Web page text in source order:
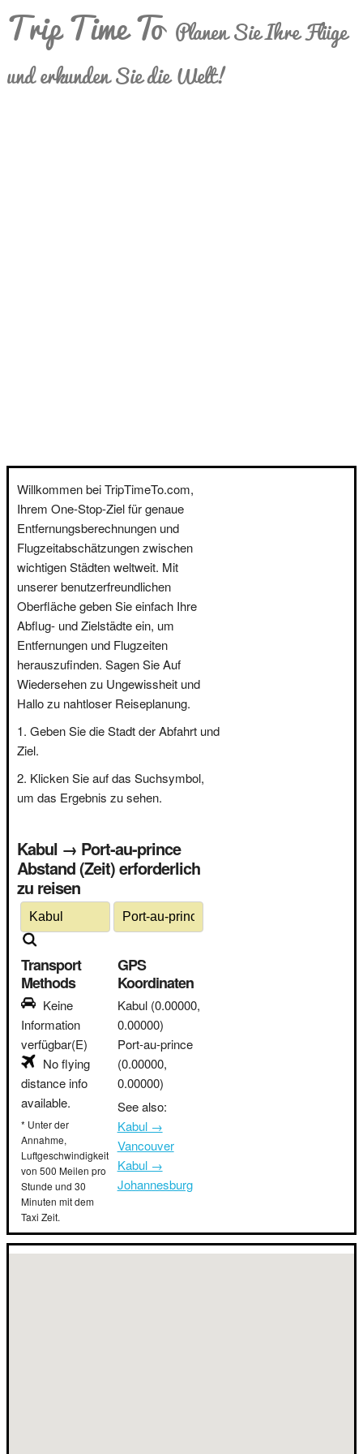
Trip Time To Planen Sie Ihre Flüge
und erkunden Sie die Welt!
Willkommen bei TripTimeTo.com,
Ihrem One-Stop-Ziel für genaue
Entfernungsberechnungen und
Flugzeitabschätzungen zwischen
wichtigen Städten weltweit. Mit
unserer benutzerfreundlichen
Oberfläche geben Sie einfach Ihre
Abflug- und Zielstädte ein, um
Entfernungen und Flugzeiten
herauszufinden. Sagen Sie Auf
Wiedersehen zu Ungewissheit und
Hallo zu nahtloser Reiseplanung.
Geben Sie die Stadt der Abfahrt und
Ziel.
Klicken Sie auf das Suchsymbol,
um das Ergebnis zu sehen.
Kabul → Port-au-prince
Abstand (Zeit) erforderlich
zu reisen
Transport
Methods
Keine
Information
verfügbar(E)
No flying
distance info
available.
* Unter der
Annahme,
Luftgeschwindigkeit
von 500 Meilen pro
Stunde und 30
Minuten mit dem
Taxi Zeit.
GPS
Koordinaten
Kabul (0.00000,
0.00000)
Port-au-prince
(0.00000,
0.00000)
See also:
Kabul →
Vancouver
Kabul →
Johannesburg